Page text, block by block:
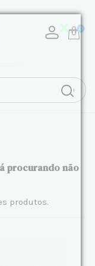
0
procurando não
produtos.